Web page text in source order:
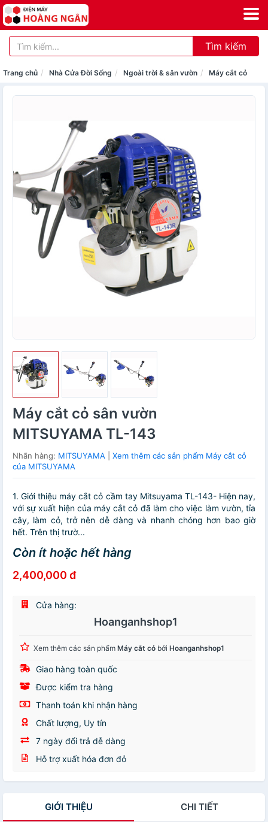
Tìm kiếm
Trang chủ Nhà Cửa Đời Sống Ngoài trời & sân vườn Máy cắt cỏ
Máy cắt cỏ sân vườn
MITSUYAMA TL-143
Nhãn hàng: MITSUYAMA
Xem thêm các sản phẩm Máy cắt cỏ
của MITSUYAMA
1. Giới thiệu máy cắt cỏ cầm tay Mitsuyama TL-143- Hiện nay,
với sự xuất hiện của máy cắt cỏ đã làm cho việc làm vườn, tỉa
cây, làm cỏ, trở nên dễ dàng và nhanh chóng hơn bao giờ
hết. Trên thị trườ...
Còn ít hoặc hết hàng
2,400,000 đ
Cửa hàng:
Hoanganhshop1
Xem thêm các sản phẩm Máy cắt cỏ bởi Hoanganhshop1
Giao hàng toàn quốc
Được kiểm tra hàng
Thanh toán khi nhận hàng
Chất lượng, Uy tín
7 ngày đổi trả dễ dàng
Hỗ trợ xuất hóa đơn đỏ
GIỚI THIỆU CHI TIẾT